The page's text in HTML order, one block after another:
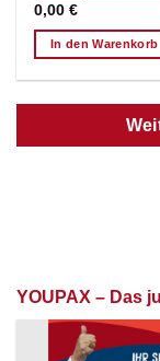
0,00€
In den Warenkorb
YOUPAX – Das